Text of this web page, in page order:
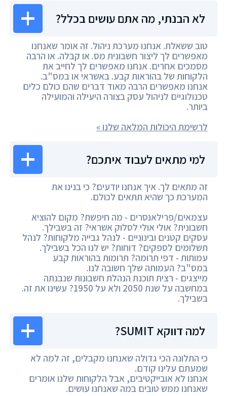
לא הבנתי, מה אתם עושים בכלל?
טוב ששאלת. אנחנו מערכת ניהול. זה אומר שאנחנו
מאפשרים לך ליצור חשבונית מס. או קבלה. או הרבה
מסמכים אחרים. אנחנו מאפשרים לך לחייב את
הלקוחות של בהוראות קבע. באשראי או במס"ב.
אנחנו מאפשרים הרבה מאוד דברים שהם כולם כלים
טכנולוגיים לניהול עסק בצורה היעילה והמועילה
ביותר.
לרשימת היכולות המלאה שלנו »
למי מתאים לעבוד איתכם?
זה מתאים לך. איך אנחנו יודעים? כי בנינו את
המערכת כך שהיא תתאים לכולם.
עצמאים/פרילאנסרים - מה חיפשת? מקום להוציא
חשבונית? אולי אולי לסלוק אשראי? זה בשבילך.
עסקים קטנים ובינוניים - לנהל גבייה מלקוחות? לנהל
תשלומים לספקים? דוחות? יש לנו הכל בשבילך.
עמותות - דפי תרומה? תרומות בהוראות קבע
במס"ב? העמותה שלך חשובה לנו.
מייצגים - רצית תוכנת הנהלת חשבונות שנבנתה
במחשבה על שנת 2050 ולא על 1950? עשינו את זה.
בשבילך.
למה דווקא SUMIT?
כי התלונה הכי גדולה שאנחנו מקבלים, זה למה לא
שמעתם עלינו קודם.
אנחנו לא אובייקטיבים, אבל הלקוחות שלנו אומרים
שאנחנו ממש טובים במה שאנחנו עושים.